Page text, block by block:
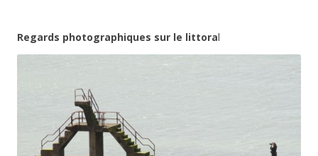
Regards photographiques sur le littoral